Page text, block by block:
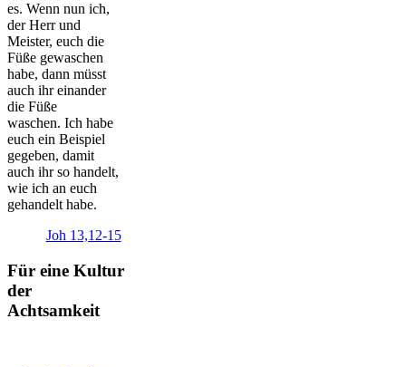
es. Wenn nun ich,
der Herr und
Meister, euch die
Füße gewaschen
habe, dann müsst
auch ihr einander
die Füße
waschen. Ich habe
euch ein Beispiel
gegeben, damit
auch ihr so handelt,
wie ich an euch
gehandelt habe.
Joh 13,12-15
Für eine Kultur
der
Achtsamkeit